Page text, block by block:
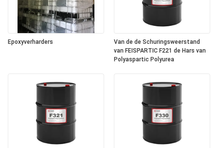
Epoxyverharders
Van de de Schuringsweerstand
van FEISPARTIC F221 de Hars van
Polyaspartic Polyurea